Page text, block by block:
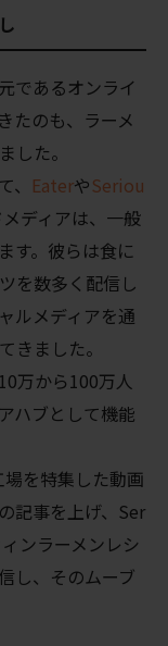
であるオンライ
たのも、ラーメ
した。
EaterやSeriou
ディアは、一般
す。彼らは食に
を数多く配信し
ルメディアを通
きました。
万から100万人
ハブとして機能
を特集した動画
記事を上げ、Ser
ンラーメンレシ
し、そのムーブ